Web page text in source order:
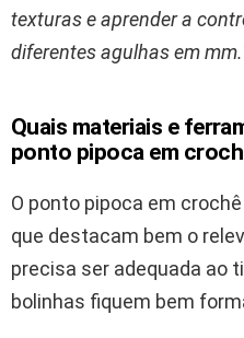
texturas e aprender a
diferentes agulhas em mm.
Quais materiais e
ponto pipoca em
O ponto pipoca em
que destacam bem o
precisa ser adequada ao
bolinhas fiquem bem